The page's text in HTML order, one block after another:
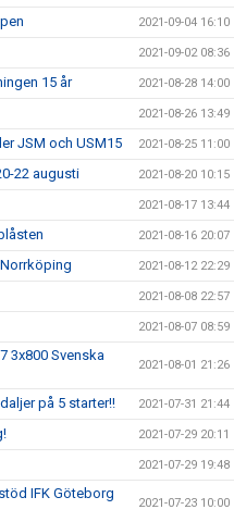
2021-09-04 16:10
2021-09-02 08:36
15 år 2021-08-28 14:00
2021-08-26 13:49
JSM och USM15 2021-08-25 11:00
22 augusti 2021-08-20 10:15
2021-08-17 13:44
2021-08-16 20:07
2021-08-12 22:29
2021-08-08 22:57
2021-08-07 08:59
3x800 Svenska
2021-08-01 21:26
på 5 starter!! 2021-07-31 21:44
2021-07-29 20:11
2021-07-29 19:48
IFK Göteborg
2021-07-23 10:00